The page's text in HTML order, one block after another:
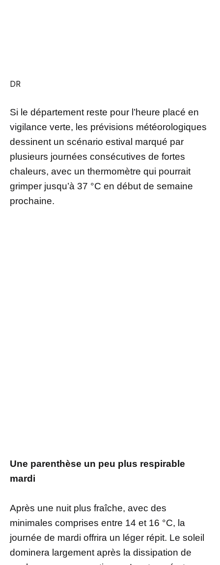
DR
Si le département reste pour l’heure placé en
vigilance verte, les prévisions météorologiques
dessinent un scénario estival marqué par
plusieurs journées consécutives de fortes
chaleurs, avec un thermomètre qui pourrait
grimper jusqu’à 37 °C en début de semaine
prochaine.
Une parenthèse un peu plus respirable
mardi
Après une nuit plus fraîche, avec des
minimales comprises entre 14 et 16 °C, la
journée de mardi offrira un léger répit. Le soleil
dominera largement après la dissipation de